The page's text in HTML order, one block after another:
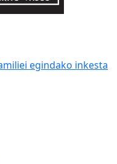
egindako inkesta